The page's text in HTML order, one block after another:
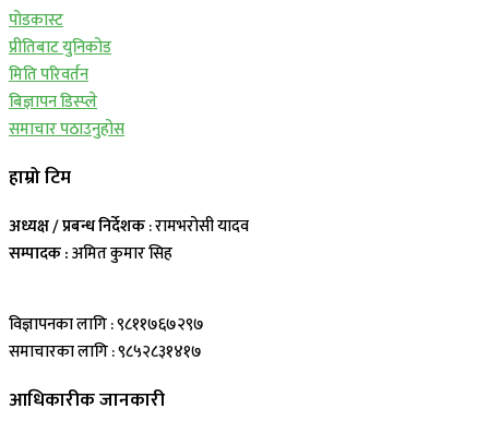
पोडकास्ट
प्रीतिबाट युनिकोड
मिति परिवर्तन
बिज्ञापन डिस्प्ले
समाचार पठाउनुहोस
हाम्रो टिम
अध्यक्ष / प्रबन्ध निर्देशक: रामभरोसी यादव
सम्पादक :अमित कुमार सिह
विज्ञापनका लागि : ९८११७६७२९७
समाचारका लागि : ९८५२८३१४१७
आधिकारीक जानकारी